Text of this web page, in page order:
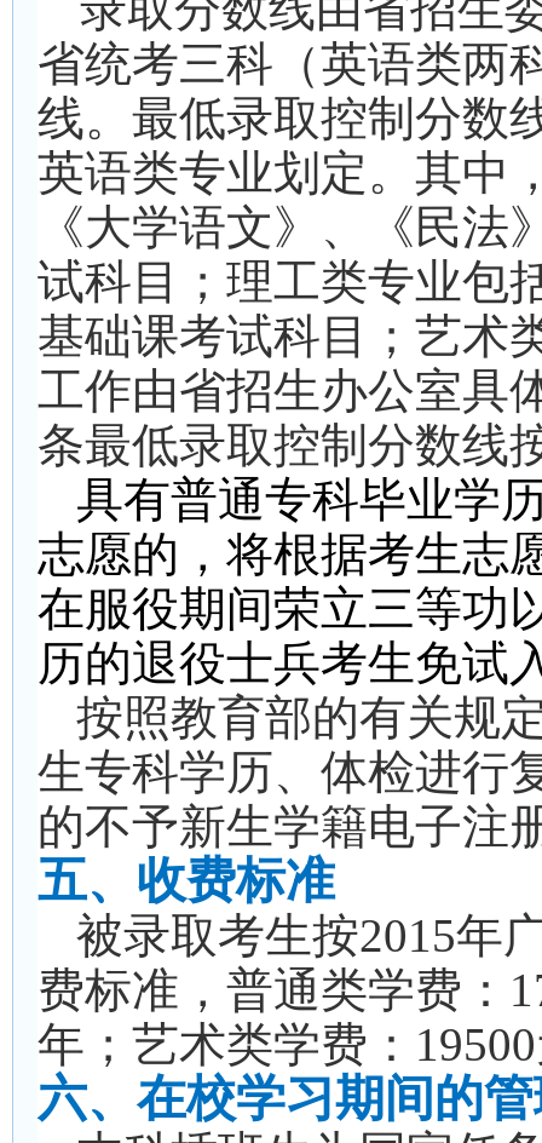
省统考三科（英语类两
线。最低录取控制分数
英语类专业划定。其中
《大学语文》、《民
试科目；理工类专业包
基础课考试科目；艺术
工作由省招生办公室具
条最低录取控制分数线
具有普通专科毕业学
志愿的，将根据考生志
在服役期间荣立三等功
历的退役士兵考生免试
按照教育部的有关规
生专科学历、体检进行
的不予新生学籍电子注
五、收费标准
被录取考生按2015年
费标准，普通类学费：
年；艺术类学费：
六、在校学习期间的